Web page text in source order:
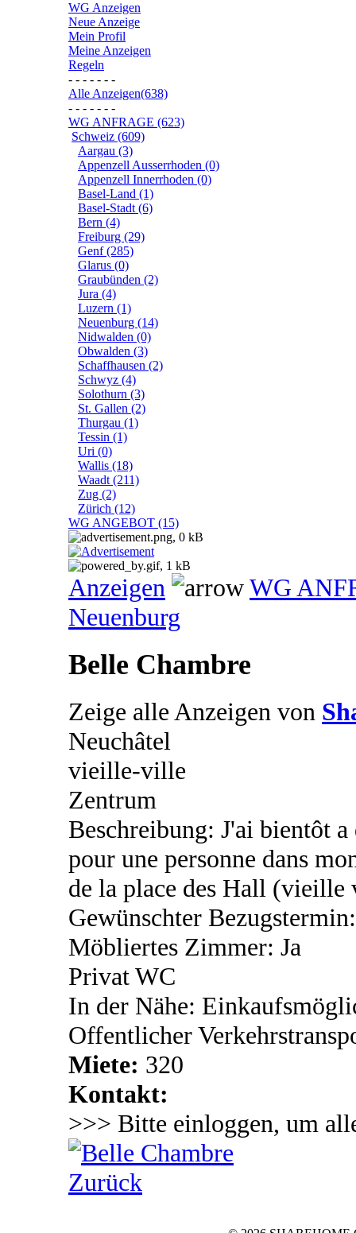
WG Anzeigen
Neue Anzeige
Mein Profil
Meine Anzeigen
Regeln
- - - - - - -
Alle Anzeigen(638)
- - - - - - -
WG ANFRAGE (623)
Schweiz (609)
Aargau (3)
Appenzell Ausserrhoden (0)
Appenzell Innerrhoden (0)
Basel-Land (1)
Basel-Stadt (6)
Bern (4)
Freiburg (29)
Genf (285)
Glarus (0)
Graubünden (2)
Jura (4)
Luzern (1)
Neuenburg (14)
Nidwalden (0)
Obwalden (3)
Schaffhausen (2)
Schwyz (4)
Solothurn (3)
St. Gallen (2)
Thurgau (1)
Tessin (1)
Uri (0)
Wallis (18)
Waadt (211)
Zug (2)
Zürich (12)
WG ANGEBOT (15)
Anzeigen
WG
Neuenburg
Belle Chambre
Zeige alle Anzeigen von
Neuchâtel
vieille-ville
Zentrum
Beschreibung: J'ai bientôt
pour une personne dans
de la place des Hall
Gewünschter
Möbliertes Zimmer: Ja
Privat WC
In der Nähe:
Offentlicher
Miete: 320
Kontakt:
>>> Bitte einloggen, um
Zurück